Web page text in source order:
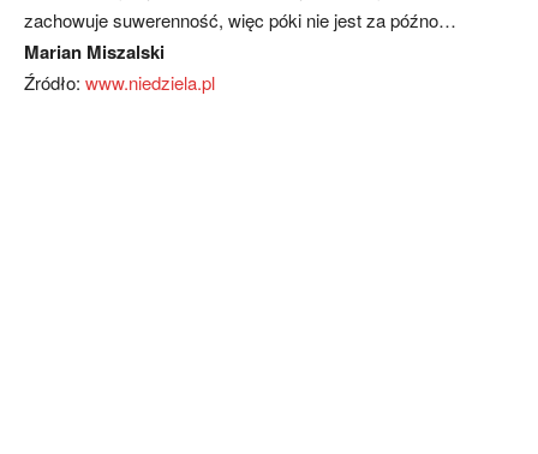
zachowuje suwerenność, więc póki nie jest za późno…
Marian Miszalski
Źródło: www.niedziela.pl